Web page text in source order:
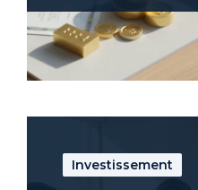
Investissement